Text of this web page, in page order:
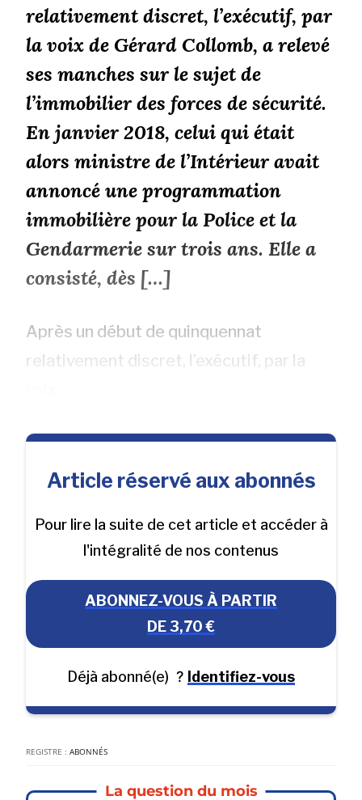
relativement discret, l’exécutif, par
la voix de Gérard Collomb, a relevé
ses manches sur le sujet de
l’immobilier des forces de sécurité.
En janvier 2018, celui qui était
alors ministre de l’Intérieur avait
annoncé une programmation
immobilière pour la Police et la
Gendarmerie sur trois ans. Elle a
consisté, dès […]
Après un début de quinquennat
relativement discret, l’exécutif, par la
Article réservé aux abonnés
Pour lire la suite de cet article et accéder à
l'intégralité de nos contenus
ABONNEZ-VOUS À PARTIR
DE 3,70 €
Déjà abonné(e) ? Identifiez-vous
REGISTRE :ABONNÉS
La question du mois